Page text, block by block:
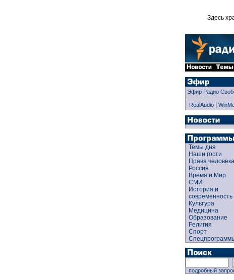
Здесь
Эфир Радио
RealAudio|
Темы дня
Наши гости
Права человека
Россия
Время и Мир
СМИ
История и
современность
Культура
Медицина
Образование
Религия
Спорт
подробный